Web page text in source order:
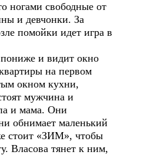
ногами свободные от
и девчонки. За
помойки идет игра в
и видит окно
на первом
окном кухни,
мужчина и
и мама. Они
обнимает маленький
стоит «ЗИМ», чтобы
Власова тянет к ним,